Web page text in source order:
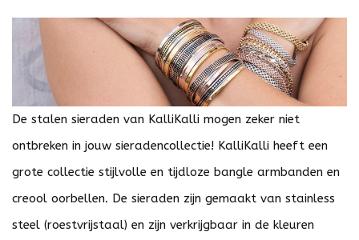
De stalen sieraden van KalliKalli mogen zeker niet
ontbreken in jouw sieradencollectie! KalliKalli heeft een
grote collectie stijlvolle en tijdloze bangle armbanden en
creool oorbellen. De sieraden zijn gemaakt van stainless
steel (roestvrijstaal) en zijn verkrijgbaar in de kleuren